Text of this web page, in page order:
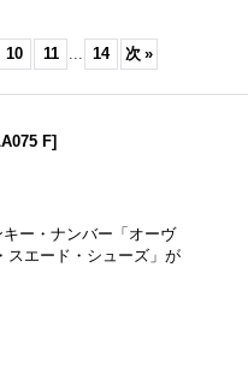
10 11 ... 14 次 »
F]
ー・ナンバー「オーヴ
スエード・シューズ」が